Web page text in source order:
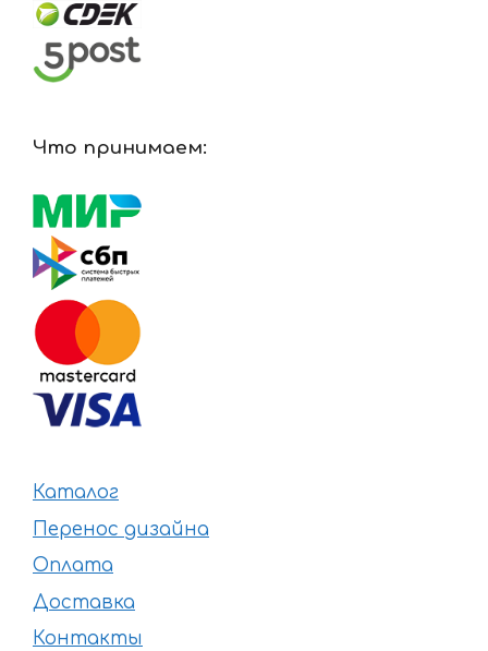
Что принимаем:
Каталог
Перенос дизайна
Оплата
Доставка
Контакты